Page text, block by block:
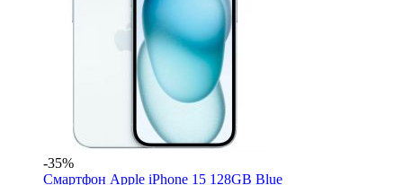
-35%
Смартфон Apple iPhone 15 128GB Blue